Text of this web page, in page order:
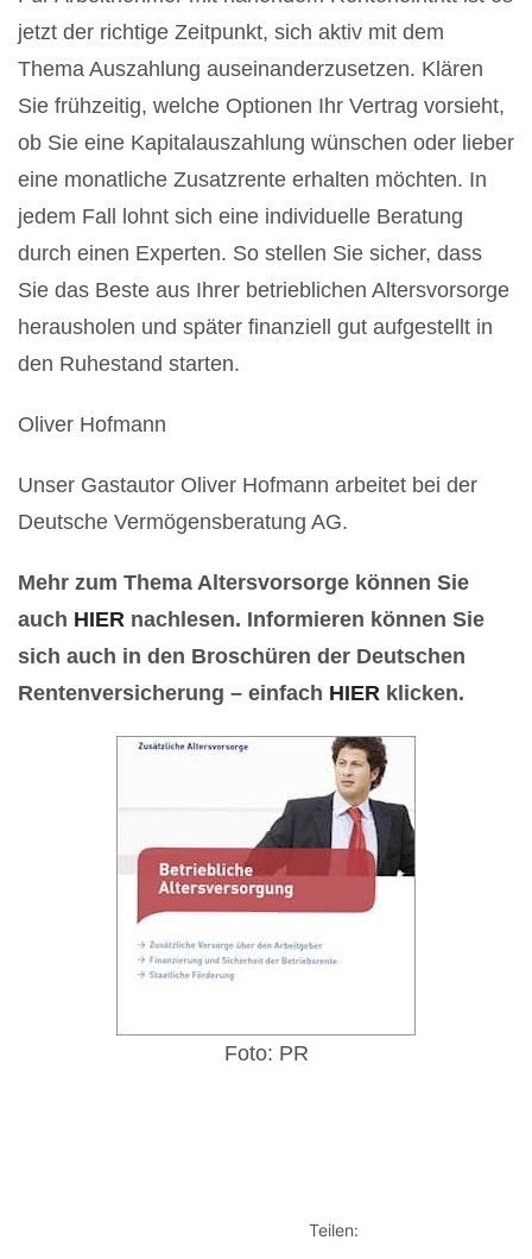
jetzt der richtige Zeitpunkt, sich aktiv mit dem
Thema Auszahlung auseinanderzusetzen. Klären
Sie frühzeitig, welche Optionen Ihr Vertrag vorsieht,
ob Sie eine Kapitalauszahlung wünschen oder lieber
eine monatliche Zusatzrente erhalten möchten. In
jedem Fall lohnt sich eine individuelle Beratung
durch einen Experten. So stellen Sie sicher, dass
Sie das Beste aus Ihrer betrieblichen Altersvorsorge
herausholen und später finanziell gut aufgestellt in
den Ruhestand starten.
Oliver Hofmann
Unser Gastautor Oliver Hofmann arbeitet bei der
Deutsche Vermögensberatung AG.
Mehr zum Thema Altersvorsorge können Sie
auch HIER nachlesen. Informieren können Sie
sich auch in den Broschüren der Deutschen
Rentenversicherung – einfach HIER klicken.
Foto: PR
Teilen: